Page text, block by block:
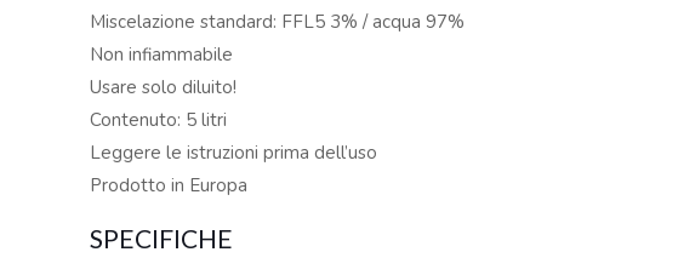
Miscelazione standard: FFL5 3% / acqua 97%
Non infiammabile
Usare solo diluito!
Contenuto: 5 litri
Leggere le istruzioni prima dell’uso
Prodotto in Europa
SPECIFICHE